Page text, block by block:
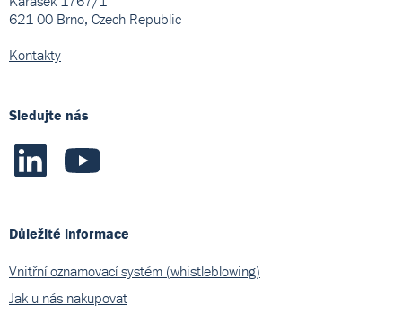
621 00 Brno, Czech Republic
Kontakty
Sledujte nás
Důležité informace
Vnitřní oznamovací systém (whistleblowing)
Jak u nás nakupovat